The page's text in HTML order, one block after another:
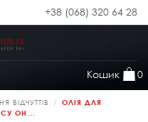
+38 (068) 320 64 28
Кошик 0
ВІДЧУТТІВ
ОЛІЯ ДЛЯ
OH...